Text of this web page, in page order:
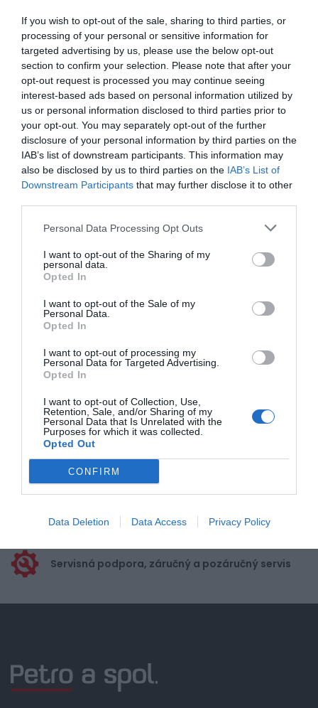
If you wish to opt-out of the sale, sharing to third parties, or
processing of your personal or sensitive information for
targeted advertising by us, please use the below opt-out
section to confirm your selection. Please note that after your
opt-out request is processed you may continue seeing
interest-based ads based on personal information utilized by
us or personal information disclosed to third parties prior to
your opt-out. You may separately opt-out of the further
disclosure of your personal information by third parties on the
IAB’s list of downstream participants. This information may
also be disclosed by us to third parties on the IAB’s List of
Downstream Participants that may further disclose it to other
Personal Data Processing Opt Outs
I want to opt-out of the Sharing of my
personal data.
Opted In
I want to opt-out of the Sale of my
Personal Data.
Opted In
I want to opt-out of processing my
Personal Data for Targeted Advertising.
Opted In
I want to opt-out of Collection, Use,
Retention, Sale, and/or Sharing of my
Personal Data that Is Unrelated with the
Purposes for which it was collected.
Opted Out
CONFIRM
Data Deletion Data Access Privacy Policy
0.0
0% zákazníkov odporúča produkt
5
Pre pridanie recenzie sa musíte
Doprava zadarmo pri
nákupe nad 100,00 €
Bezpečná platba
Nakupujete od distribútora
garantujeme kvalitu
Servisná podpora, záručný a pozáručný servis